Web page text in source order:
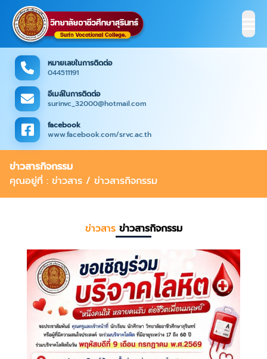
หมายเลขในการติดต่อ
044511191
อีเมล์ในการติดต่อ
surinvc_32000@hotmail.com
facebook
www.facebook.com/srvc.ac.th
ข่าวสารกิจกรรม
คุณอยู่ที่ : ข่าวสาร / ข่าวสารกิจกรรม
ข่าวสารข่าวสารกิจกรรม